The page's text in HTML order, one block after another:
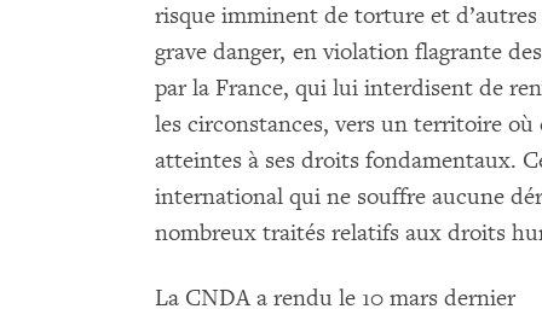
risque imminent de torture et
grave danger, en violation flagrante
par la France, qui lui interdisent de
les circonstances, vers un territoire
atteintes à ses droits fondamentaux.
international qui ne souffre aucune
nombreux traités relatifs aux droits
La CNDA a rendu le 10 mars dernier